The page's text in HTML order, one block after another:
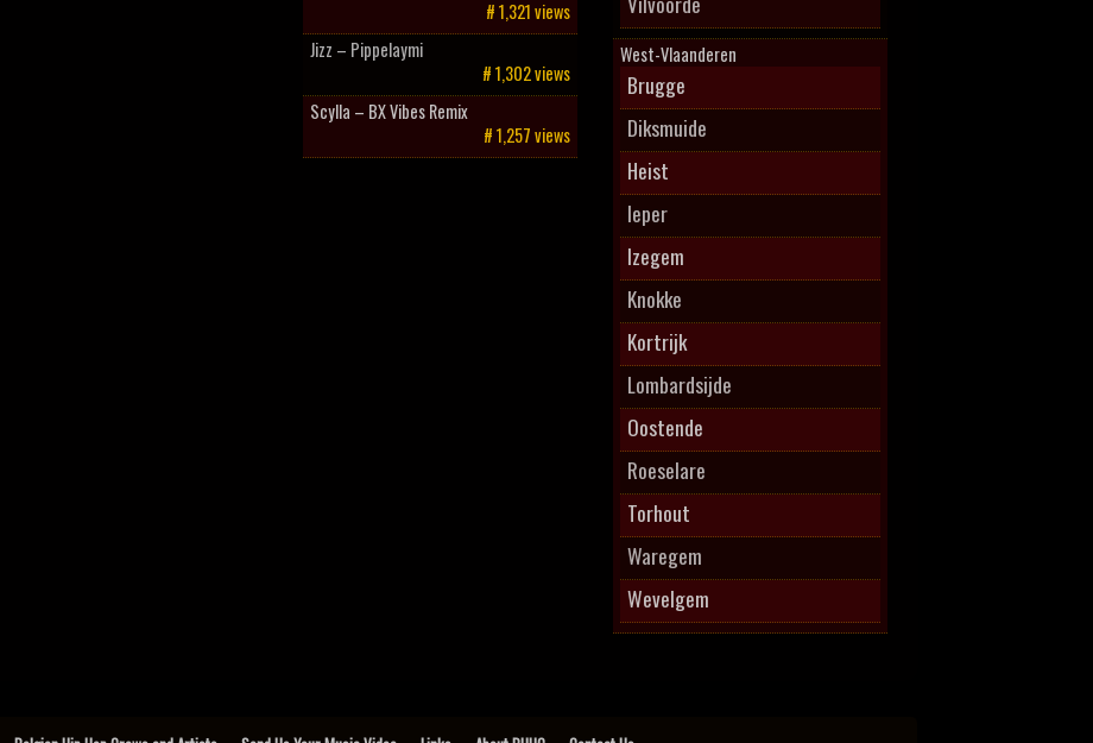
# 1,321 views
Jizz – Pippelaymi
# 1,302 views
Scylla – BX Vibes Remix
# 1,257 views
West-Vlaanderen
Brugge
Diksmuide
Heist
Ieper
Izegem
Knokke
Kortrijk
Lombardsijde
Oostende
Roeselare
Torhout
Waregem
Wevelgem